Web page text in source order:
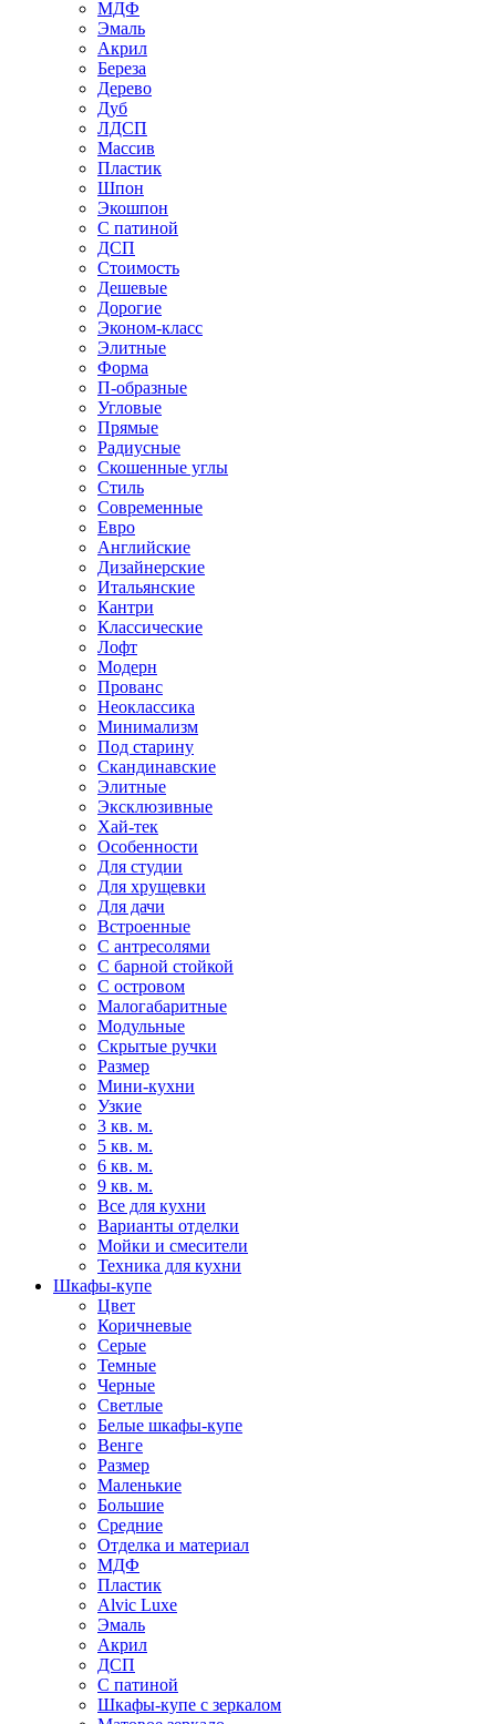
МДФ
Эмаль
Акрил
Береза
Дерево
Дуб
ЛДСП
Массив
Пластик
Шпон
Экошпон
С патиной
ДСП
Стоимость
Дешевые
Дорогие
Эконом-класс
Элитные
Форма
П-образные
Угловые
Прямые
Радиусные
Скошенные углы
Стиль
Современные
Евро
Английские
Дизайнерские
Итальянские
Кантри
Классические
Лофт
Модерн
Прованс
Неоклассика
Минимализм
Под старину
Скандинавские
Элитные
Эксклюзивные
Хай-тек
Особенности
Для студии
Для хрущевки
Для дачи
Встроенные
С антресолями
С барной стойкой
С островом
Малогабаритные
Модульные
Скрытые ручки
Размер
Мини-кухни
Узкие
3 кв. м.
5 кв. м.
6 кв. м.
9 кв. м.
Все для кухни
Варианты отделки
Мойки и смесители
Техника для кухни
Шкафы-купе
Цвет
Коричневые
Серые
Темные
Черные
Светлые
Белые шкафы-купе
Венге
Размер
Маленькие
Большие
Средние
Отделка и материал
МДФ
Пластик
Alvic Luxe
Эмаль
Акрил
ДСП
С патиной
Шкафы-купе с зеркалом